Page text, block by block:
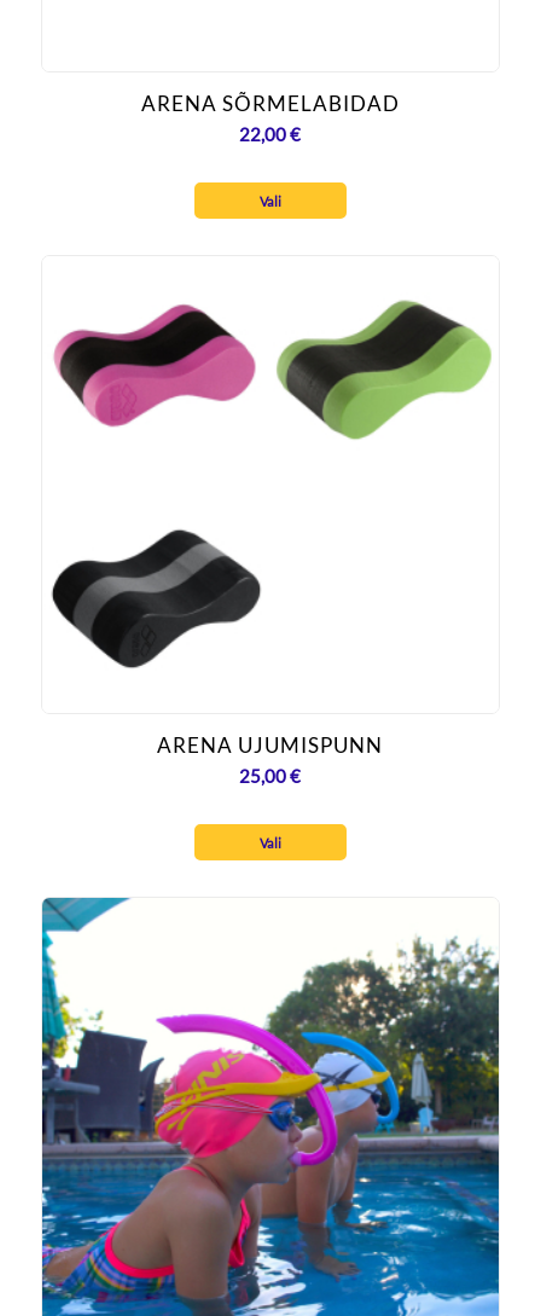
ARENA SÕRMELABIDAD
22,00€
Vali
ARENA UJUMISPUNN
25,00€
Vali